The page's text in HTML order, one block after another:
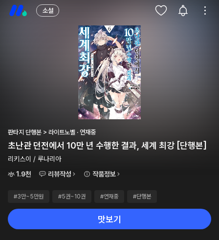
소설
판타지 단행본 > 라이트노벨 · 연재중
초난관 던전에서 10만 년 수행한 결과, 세계 최강 [단행본]
리키스이 / 루나리아
1.9천
리뷰작성 작품정보
#3만~5만원 #5권~10권 #연재중 #단행본
맛보기